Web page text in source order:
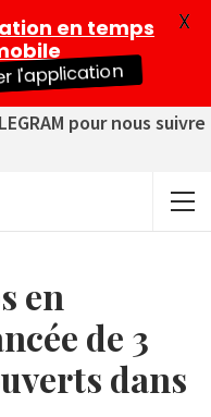
pour nous suivre
en
de 3
dans
en temps
l'application
X